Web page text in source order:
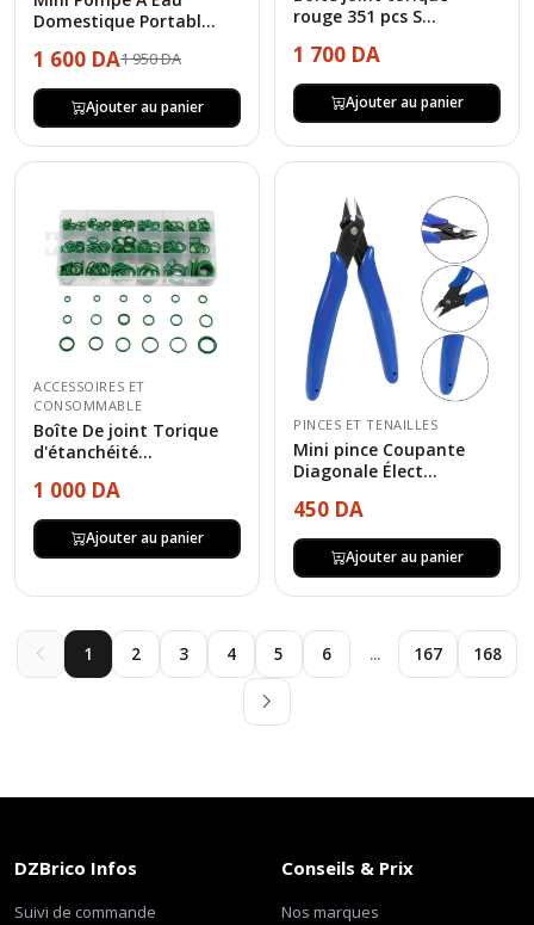
Domestique Portabl...
1 600 DA1 950 DA
Ajouter au panier
rouge 351 pcs S...
1 700 DA
Ajouter au panier
ACCESSOIRES ET
CONSOMMABLE
Boîte De joint Torique
d'étanchéité...
1 000 DA
Ajouter au panier
PINCES ET TENAILLES
Mini pince Coupante
Diagonale Élect...
450 DA
Ajouter au panier
1 2 3 4 5 6 ... 167 168
DZBrico Infos
Suivi de commande
Conseils & Prix
Nos marques